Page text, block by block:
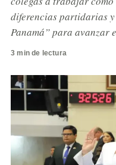
diferencias partidarias
Panamá” para avanzar
3 min de lectura